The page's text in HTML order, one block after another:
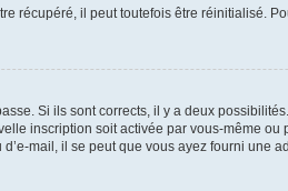
récupéré, il peut toutefois être réinitialisé.
Si ils sont corrects, il y a deux
inscription soit activée par vous-même
mail, il se peut que vous ayez fourni